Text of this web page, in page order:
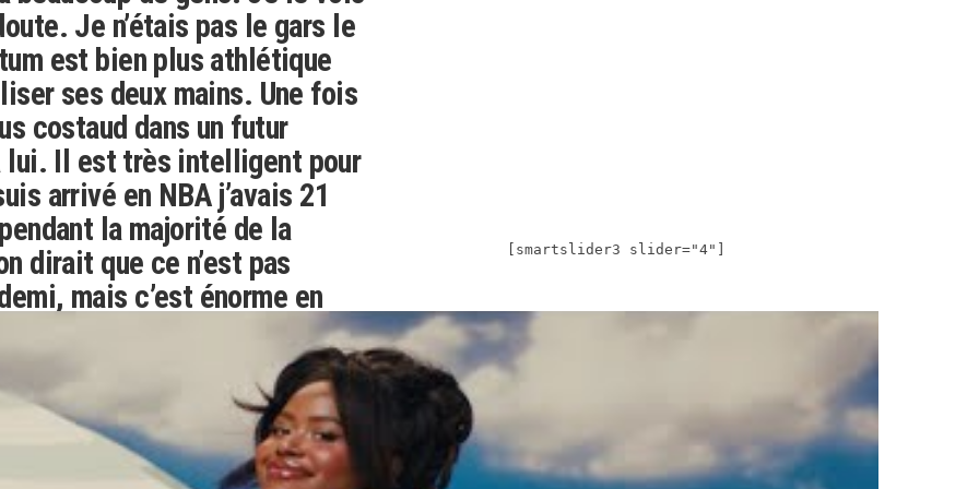
Je n’étais pas le gars le
est bien plus athlétique
ses deux mains. Une fois
costaud dans un futur
lui. Il est très intelligent pour
arrivé en NBA j’avais 21
la majorité de la
dirait que ce n’est pas
mais c’est énorme en
J’avais fait 3 ans à la
lui a fait un an à Duke et
une superstar en devenir.
ce gamin à moi autant que
Pierce viaBoston Globe
[smartslider3 slider="4"]